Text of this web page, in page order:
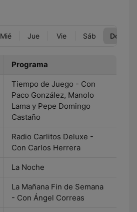
Mié Jue Vie Sáb Dom
Programa
Tiempo de Juego - Con
Paco González, Manolo
Lama y Pepe Domingo
Castaño
Radio Carlitos Deluxe -
Con Carlos Herrera
La Noche
La Mañana Fin de Semana
- Con Ángel Correas